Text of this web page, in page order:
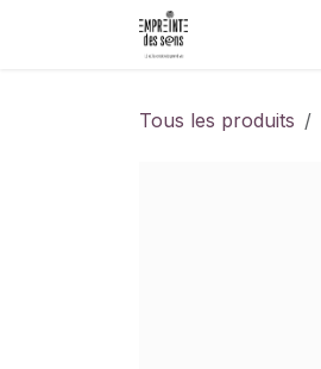
Se rendre au contenu
Tous les produits